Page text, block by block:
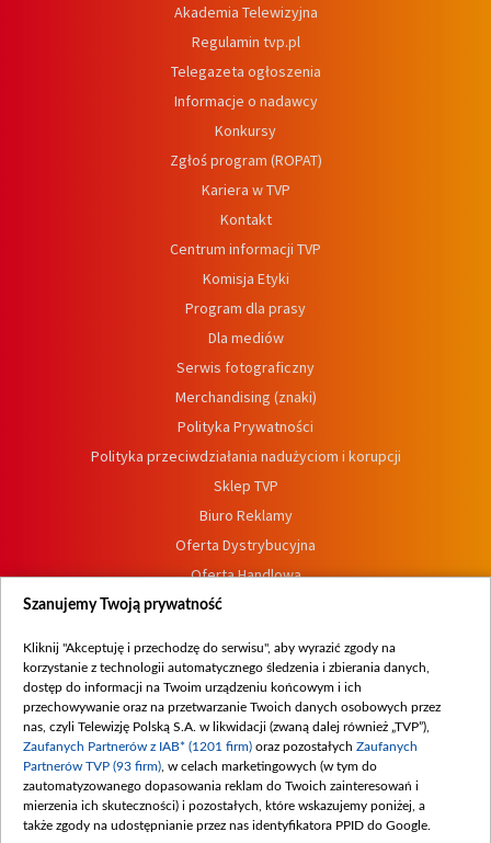
Akademia Telewizyjna
Regulamin tvp.pl
Telegazeta ogłoszenia
Informacje o nadawcy
Konkursy
Zgłoś program (ROPAT)
Kariera w TVP
Kontakt
Centrum informacji TVP
Komisja Etyki
Program dla prasy
Dla mediów
Serwis fotograficzny
Merchandising (znaki)
Polityka Prywatności
Polityka przeciwdziałania nadużyciom i korupcji
Sklep TVP
Biuro Reklamy
Oferta Dystrybucyjna
Oferta Handlowa
Dostępność
Procedura zgłoszeń wewnętrznych
Szanujemy Twoją prywatność
Kliknij "Akceptuję i przechodzę do serwisu", aby wyrazić zgody na
korzystanie z technologii automatycznego śledzenia i zbierania danych,
dostęp do informacji na Twoim urządzeniu końcowym i ich
przechowywanie oraz na przetwarzanie Twoich danych osobowych przez
nas, czyli Telewizję Polską S.A. w likwidacji (zwaną dalej również „TVP”),
Zaufanych Partnerów z IAB* (1201 firm) oraz pozostałych Zaufanych
Partnerów TVP (93 firm) , w celach marketingowych (w tym do
zautomatyzowanego dopasowania reklam do Twoich zainteresowań i
mierzenia ich skuteczności) i pozostałych, które wskazujemy poniżej, a
także zgody na udostępnianie przez nas identyfikatora PPID do Google.